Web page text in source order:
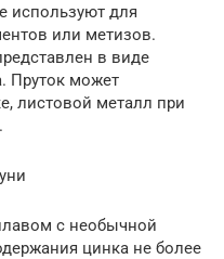
используют для
или метизов.
в виде
Пруток может
листовой металл при
с необычной
цинка не более